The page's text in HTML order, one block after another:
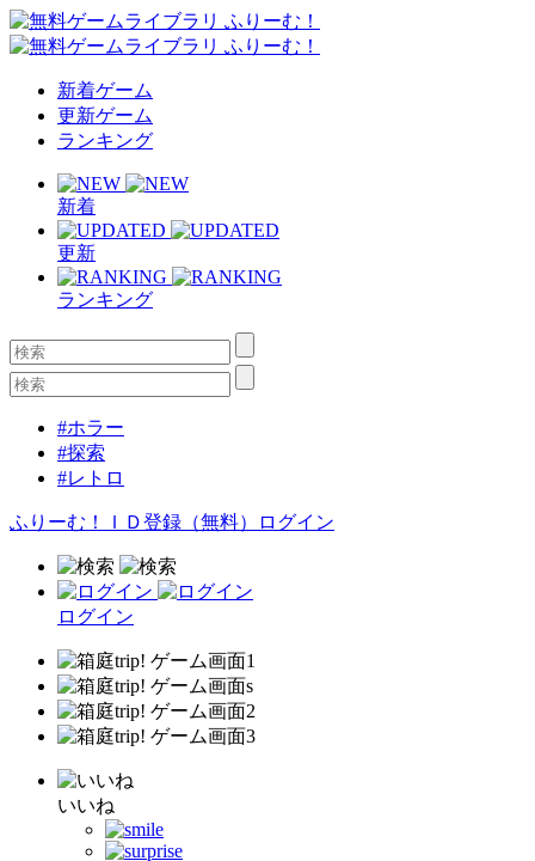
新着ゲーム
更新ゲーム
ランキング
新着
更新
ランキング
#ホラー
#探索
#レトロ
ふりーむ！ＩＤ登録（無料） ログイン
ログイン
いいね